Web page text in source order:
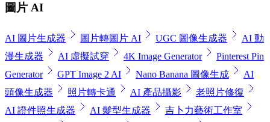
圖片 AI
AI 圖片生成器 圖片轉圖片 AI UGC 圖像生成器
AI 動
漫生成器
AI 虛擬試穿 4K Image Generator
Pinterest Pin
Generator
GPT Image 2 AI Nano Banana 圖像生成
AI
頭像生成器
照片轉卡通 AI 產品攝影
老照片修復
AI 證件照生成器
AI 髮型生成器
吉卜力藝術工作室